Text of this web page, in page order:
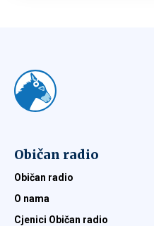
Običan radio
Običan radio
O nama
Cjenici Običan radio